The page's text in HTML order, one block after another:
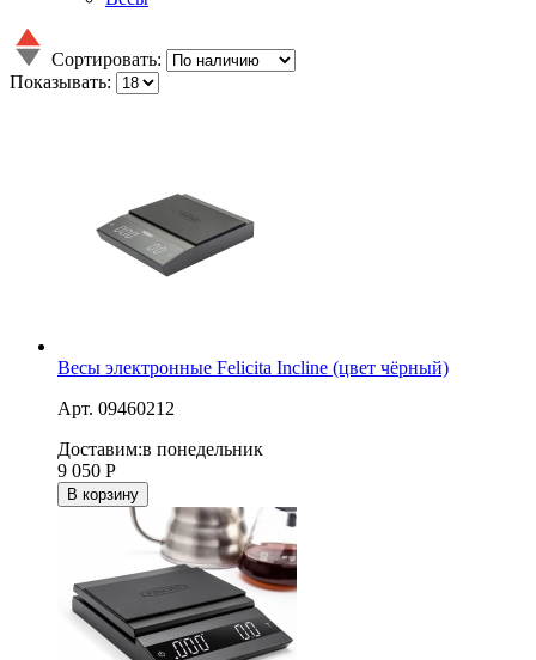
Сортировать:
Показывать:
Весы электронные Felicita Incline (цвет чёрный)
Арт. 09460212
Доставим:в понедельник
9 050 Р
В корзину